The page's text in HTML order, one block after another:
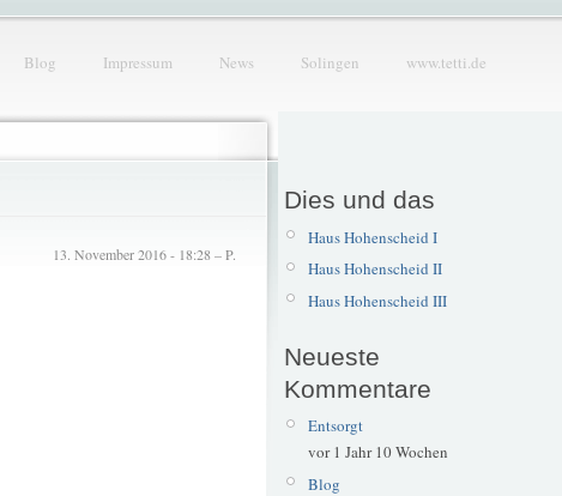
Blog Impressum News Solingen www.tetti.de
13. November 2016 - 18:28 – P.
Dies und das
Haus Hohenscheid I
Haus Hohenscheid II
Haus Hohenscheid III
Neueste
Kommentare
Entsorgt
vor 1 Jahr 10 Wochen
Blog